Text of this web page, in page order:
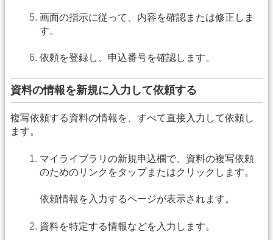
画面の指示に従って、内容を確認または修正しま
す。
依頼を登録し、申込番号を確認します。
資料の情報を新規に入力して依頼する
複写依頼する資料の情報を、すべて直接入力して依頼し
ます。
マイライブラリの新規申込欄で、資料の複写依頼
のためのリンクをタップまたはクリックします。
依頼情報を入力するページが表示されます。
資料を特定する情報などを入力します。